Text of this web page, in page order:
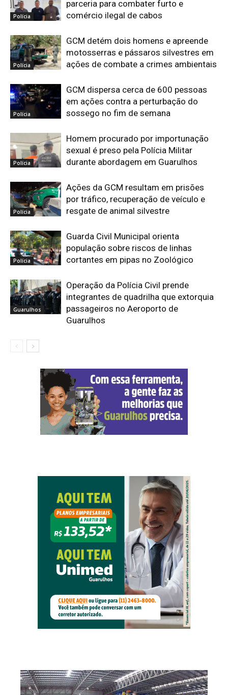
Polícia
parceria para combater furto e
comércio ilegal de cabos
Polícia
GCM detém dois homens e apreende
motosserras e pássaros silvestres em
ações de combate a crimes ambientais
Polícia
GCM dispersa cerca de 600 pessoas
em ações contra a perturbação do
sossego no fim de semana
Polícia
Homem procurado por importunação
sexual é preso pela Polícia Militar
durante abordagem em Guarulhos
Polícia
Ações da GCM resultam em prisões
por tráfico, recuperação de veículo e
resgate de animal silvestre
Polícia
Guarda Civil Municipal orienta
população sobre riscos de linhas
cortantes em pipas no Zoológico
Guarulhos
Operação da Polícia Civil prende
integrantes de quadrilha que extorquia
passageiros no Aeroporto de
Guarulhos